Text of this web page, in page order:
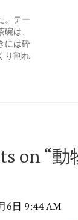
。テー
は、
には砕
り割れ
on “動
6日 9:44 AM